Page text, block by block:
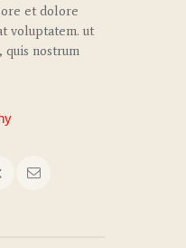
et dolore
voluptatem. ut
quis nostrum